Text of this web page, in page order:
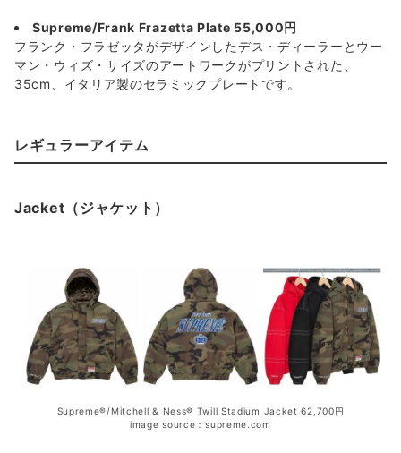
Supreme/Frank Frazetta Plate 55,000円
フランク・フラゼッタがデザインしたデス・ディーラーとウー
マン・ウィズ・サイズのアートワークがプリントされた、
35cm、イタリア製のセラミックプレートです。
レギュラーアイテム
Jacket（ジャケット）
Supreme®/Mitchell & Ness® Twill Stadium Jacket 62,700円
image source：supreme.com